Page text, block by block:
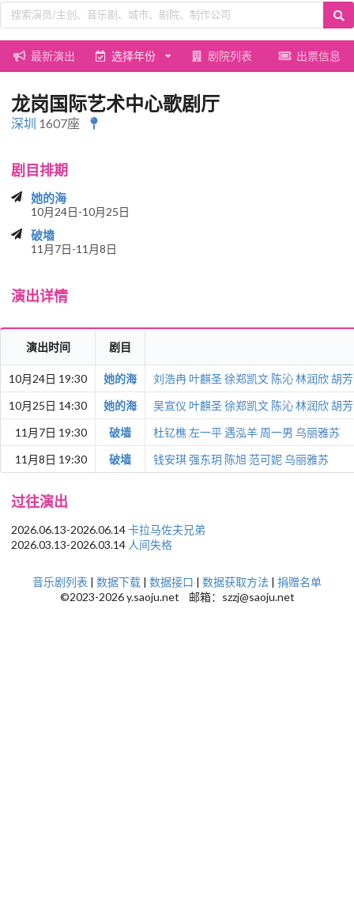
最新演出 选择年份 剧院列表 出票信息
龙岗国际艺术中心歌剧厅
深圳 1607座
剧目排期
她的海
10月24日-10月25日
破墙
11月7日-11月8日
演出详情
演出时间 剧目
10月24日 19:30 她的海 刘浩冉 叶麒圣徐郑凯文 陈沁林润欣胡
10月25日 14:30
她的海 吴宣仪 叶麒圣徐郑凯文 陈沁林润欣胡
11月7日 19:30
破墙 杜钇樵 左一平遇泓羊 周一男 乌丽雅苏
11月8日 19:30
破墙 钱安琪强东玥 陈旭范可妮 乌丽雅苏
过往演出
2026.06.13-2026.06.14卡拉马佐夫兄弟
2026.03.13-2026.03.14 人间失格
音乐剧列表 | 数据下载 | 数据接口 | 数据获取方法 | 捐赠名单
©2023-2026 y.saoju.net 邮箱：szzj@saoju.net